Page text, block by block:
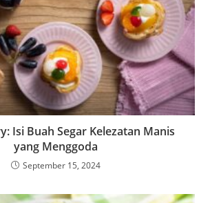
Isi Buah Segar Kelezatan Manis
yang Menggoda
September 15, 2024